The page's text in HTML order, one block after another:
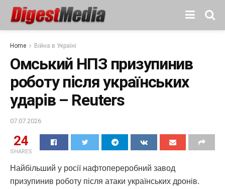
Home Війна в Україні
Омський НПЗ призупинив
роботу після українських
ударів – Reuters
07.07.2026
24
SHARES
Найбільший у росії нафтопереробний завод ​
призупинив роботу після атаки українських дронів.